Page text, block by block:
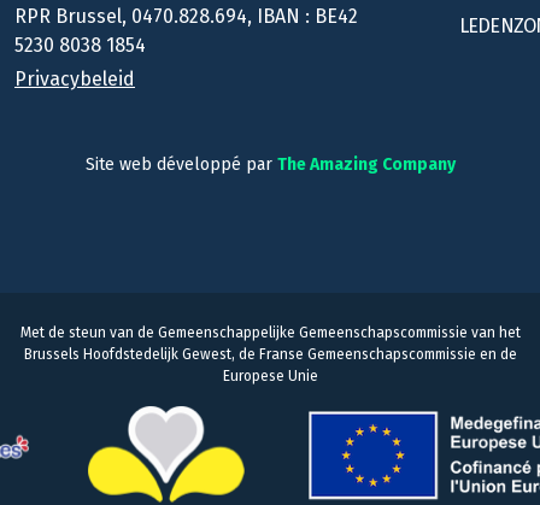
RPR Brussel, 0470.828.694, IBAN : BE42
5230 8038 1854
Privacybeleid
Site web développé par The Amazing Company
Met de steun van de Gemeenschappelijke Gemeenschapscommissie van het
Brussels Hoofdstedelijk Gewest, de Franse Gemeenschapscommissie en de
Europese Unie